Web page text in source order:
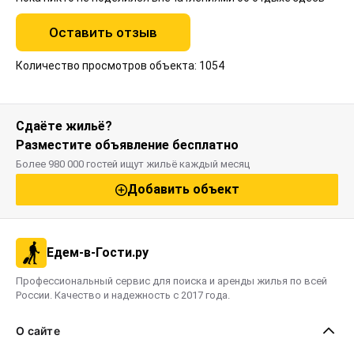
Оставить отзыв
Количество просмотров объекта: 1054
Сдаёте жильё?
Разместите объявление бесплатно
Более 980 000 гостей ищут жильё каждый месяц
Добавить объект
Едем-в-Гости.ру
Профессиональный сервис для поиска и аренды жилья по всей
России. Качество и надежность с 2017 года.
О сайте